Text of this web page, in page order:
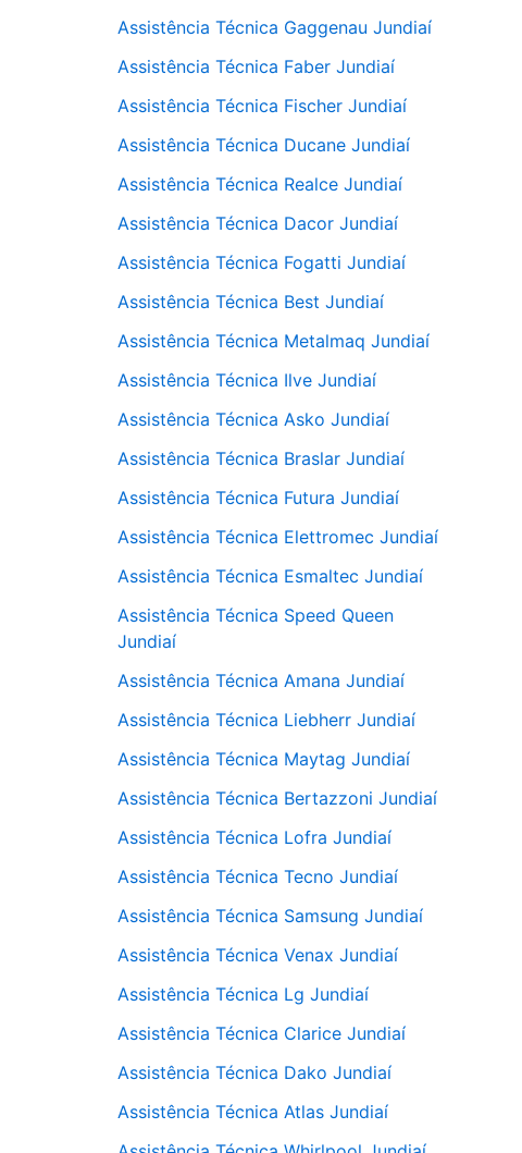
Assistência Técnica Gaggenau Jundiaí
Assistência Técnica Faber Jundiaí
Assistência Técnica Fischer Jundiaí
Assistência Técnica Ducane Jundiaí
Assistência Técnica Realce Jundiaí
Assistência Técnica Dacor Jundiaí
Assistência Técnica Fogatti Jundiaí
Assistência Técnica Best Jundiaí
Assistência Técnica Metalmaq Jundiaí
Assistência Técnica Ilve Jundiaí
Assistência Técnica Asko Jundiaí
Assistência Técnica Braslar Jundiaí
Assistência Técnica Futura Jundiaí
Assistência Técnica Elettromec Jundiaí
Assistência Técnica Esmaltec Jundiaí
Assistência Técnica Speed Queen
Jundiaí
Assistência Técnica Amana Jundiaí
Assistência Técnica Liebherr Jundiaí
Assistência Técnica Maytag Jundiaí
Assistência Técnica Bertazzoni Jundiaí
Assistência Técnica Lofra Jundiaí
Assistência Técnica Tecno Jundiaí
Assistência Técnica Samsung Jundiaí
Assistência Técnica Venax Jundiaí
Assistência Técnica Lg Jundiaí
Assistência Técnica Clarice Jundiaí
Assistência Técnica Dako Jundiaí
Assistência Técnica Atlas Jundiaí